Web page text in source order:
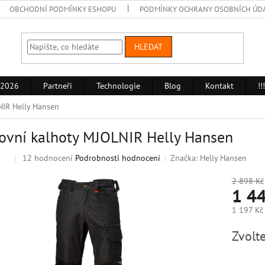
OBCHODNÍ PODMÍNKY ESHOPU PODMÍNKY OCHRANY OSOBNÍCH
HLEDAT
Partneři Technologie Blog Kontakt
Helly Hansen
kalhoty MJOLNIR Helly Hansen
Průměrné
hvězdiček.
12 hodnocení Podrobnosti hodnocení Značka: Helly Hansen
2 898 Kč
1
1 197 Kč
cena: